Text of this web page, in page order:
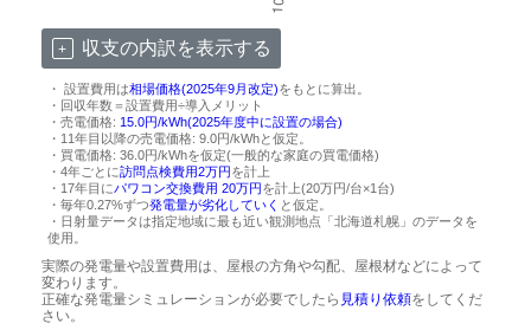
収支の内訳を表示する
・ 設置費用は相場価格(2025年9月改定)をもとに算出。
・回収年数＝設置費用÷導入メリット
・売電価格: 15.0円/kWh(2025年度中に設置の場合)
・11年目以降の売電価格: 9.0円/kWhと仮定。
・買電価格: 36.0円/kWhを仮定(一般的な家庭の買電価格)
・4年ごとに訪問点検費用2万円を計上
・17年目にパワコン交換費用 20万円を計上(20万円/台×1台)
・毎年0.27%ずつ発電量が劣化していく と仮定。
・日射量データは指定地域に最も近い観測地点「北海道札幌」のデータを
使用。
実際の発電量や設置費用は、屋根の方角や勾配、屋根材などによって
変わります。
正確な発電量シミュレーションが必要でしたら 見積り依頼をしてくだ
さい。